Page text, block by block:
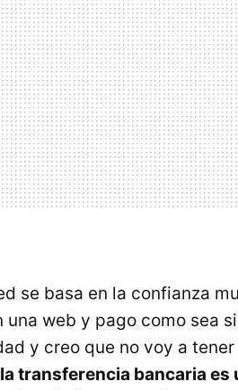
se basa en la confianza
web y pago como sea
y creo que no voy a
la transferencia bancaria es